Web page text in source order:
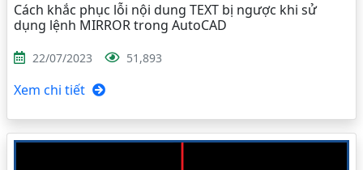
Cách khắc phục lỗi nội dung TEXT bị ngược khi sử
dụng lệnh MIRROR trong AutoCAD
22/07/2023 51,893
Xem chi tiết